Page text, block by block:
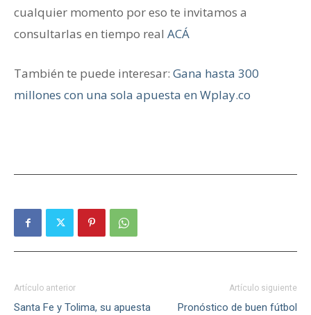
cualquier momento por eso te invitamos a
consultarlas en tiempo real ACÁ
También te puede interesar: Gana hasta 300
millones con una sola apuesta en Wplay.co
Artículo anterior
Santa Fe y Tolima, su apuesta
Artículo siguiente
Pronóstico de buen fútbol